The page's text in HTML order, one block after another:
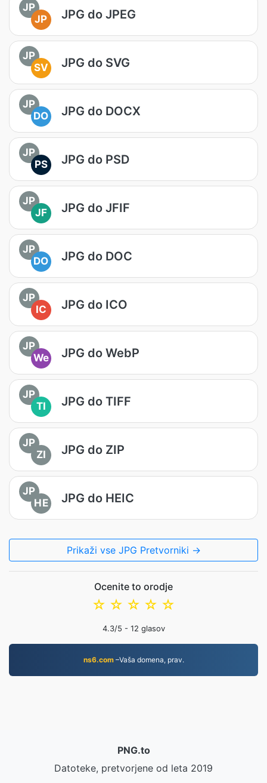
JP
JP
JPG do JPEG
JP
SV
JPG do SVG
JP
DO
JPG do DOCX
JP
PS
JPG do PSD
JP
JF
JPG do JFIF
JP
DO
JPG do DOC
JP
IC
JPG do ICO
JP
We
JPG do WebP
JP
TI
JPG do TIFF
JP
ZI
JPG do ZIP
JP
HE
JPG do HEIC
Prikaži vse JPG Pretvorniki →
Ocenite to orodje
☆
☆
☆
☆
☆
4.3/5 - 12 glasov
ns6.com–Vaša domena, prav.
PNG.to
Datoteke, pretvorjene od leta 2019